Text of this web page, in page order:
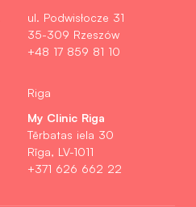
ul. Podwisłocze 31
35-309 Rzeszów
+48 17 859 81 10
Riga
My Clinic Riga
Tērbatas iela 30
Rīga, LV-1011
+371 626 662 22